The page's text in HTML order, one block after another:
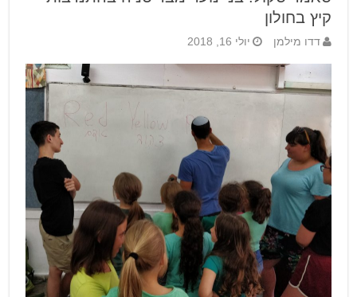
קיץ בחולון
דדו מילמן יולי 16, 2018